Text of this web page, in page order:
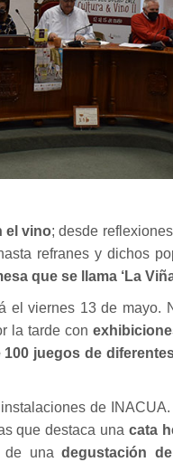
el vino; desde
refranes y dichos
que se llama ‘La
el viernes 13 de mayo.
la tarde con
100 juegos de
de
que destaca una cata
de unadegustación